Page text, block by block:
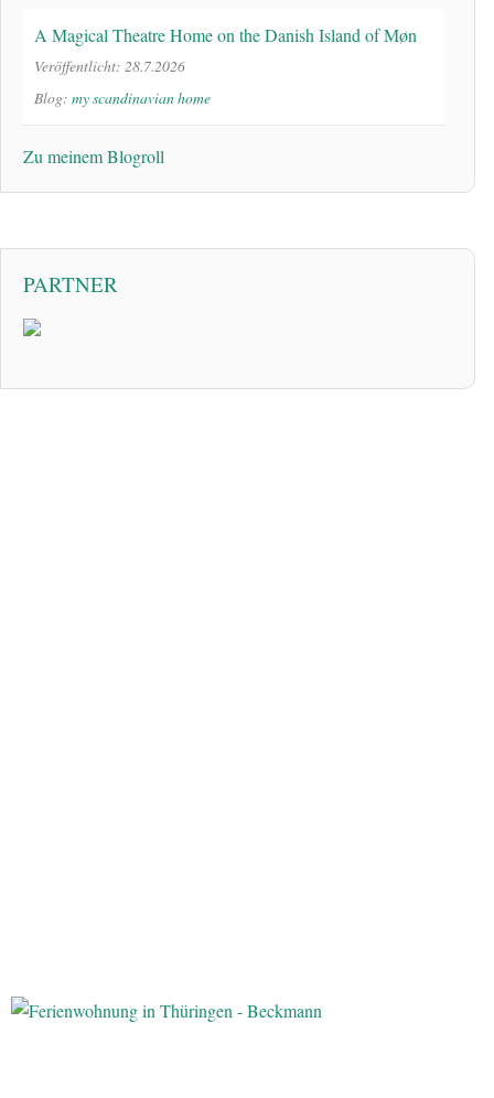
A Magical Theatre Home on the Danish Island of Møn
Veröffentlicht: 28.7.2026
Blog: my scandinavian home
Zu meinem Blogroll
PARTNER